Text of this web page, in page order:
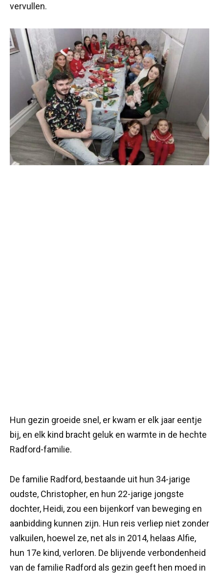
vervullen.
Hun gezin groeide snel, er kwam er elk jaar eentje
bij, en elk kind bracht geluk en warmte in de hechte
Radford-familie.
De familie Radford, bestaande uit hun 34-jarige
oudste, Christopher, en hun 22-jarige jongste
dochter, Heidi, zou een bijenkorf van beweging en
aanbidding kunnen zijn. Hun reis verliep niet zonder
valkuilen, hoewel ze, net als in 2014, helaas Alfie,
hun 17e kind, verloren. De blijvende verbondenheid
van de familie Radford als gezin geeft hen moed in